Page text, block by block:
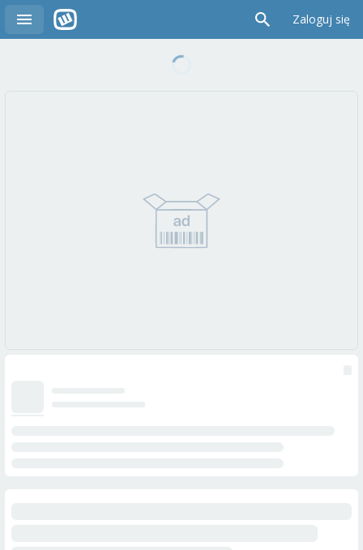
Zaloguj się